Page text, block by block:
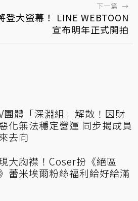
下一篇 →
登大螢幕！ LINE WEBTOON
宣布明年正式開拍
團體「深淵組」解散！因財
化無法穩定營運 同步揭成員
去向
大胸襟！Coser扮《絕區
蕾米埃爾粉絲福利給好給滿